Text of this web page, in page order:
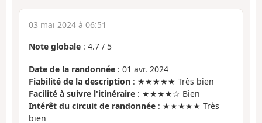
03 mai 2024 à 06:51
Note globale : 4.7 / 5
Date de la randonnée : 01 avr. 2024
Fiabilité de la description : ★★★★★ Très bien
Facilité à suivre l'itinéraire : ★★★★☆ Bien
Intérêt du circuit de randonnée : ★★★★★ Très
bien